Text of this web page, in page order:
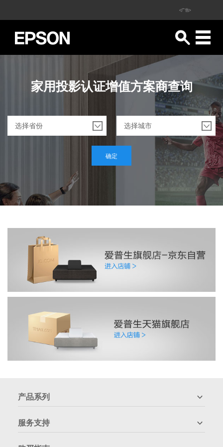
<广告>
家用投影认证增值方案商查询
选择省份 选择城市
产品系列
服务支持